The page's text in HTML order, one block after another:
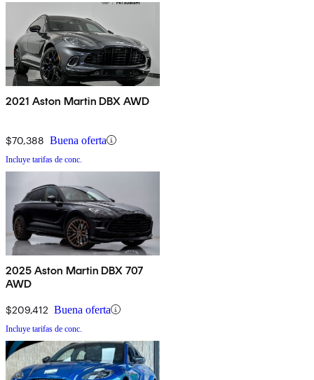
2021 Aston Martin DBX AWD
$70,388 Buena oferta
Incluye tarifas de conc.
2025 Aston Martin DBX 707
AWD
$209,412 Buena oferta
Incluye tarifas de conc.